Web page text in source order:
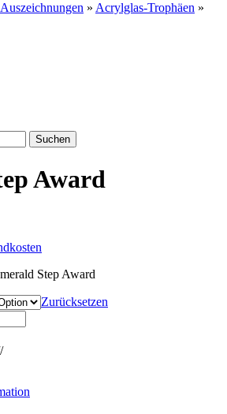
» Acrylglas-Trophäen »
Suchen
Award
Step Award
Zurücksetzen